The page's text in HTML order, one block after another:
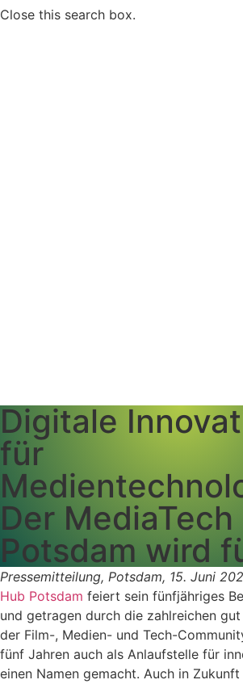
Close this search box.
Digitale
für
Der MediaTech
Potsdam wird
Pressemitteilung, Potsdam, 15. Juni
Hub Potsdam feiert sein fünfjähriges
und getragen durch die zahlreichen
der Film-, Medien- und Tech-
fünf Jahren auch als Anlaufstelle für
einen Namen gemacht. Auch in